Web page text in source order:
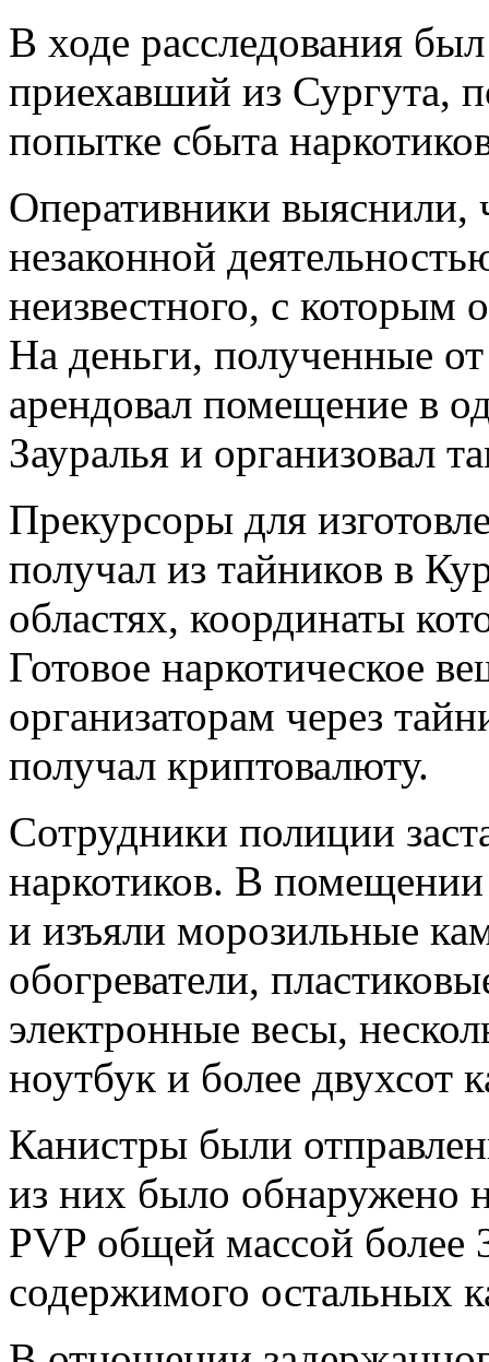
В ходе расследования
приехавший из Сургута,
попытке сбыта
Оперативники выяснили,
незаконной
неизвестного, с которым
На деньги, полученные
арендовал помещение в
Зауралья и организовал
Прекурсоры для
получал из тайников в
областях, координаты
Готовое наркотическое
организаторам через
получал криптовалюту.
Сотрудники полиции
наркотиков. В
и изъяли морозильные
обогреватели,
электронные весы,
ноутбук и более двухсот
Канистры были
из них было обнаружено
PVP общей массой более
содержимого остальных